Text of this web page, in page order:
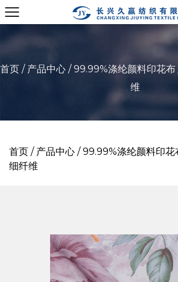
首页 / 产品中心 /99.99%涤纶颜料印花布
维
首页 / 产品中心 /99.99%涤纶颜料印花
细纤维